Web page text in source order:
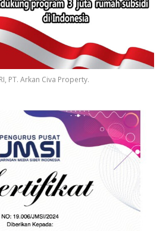
PT. Arkan Civa Property.